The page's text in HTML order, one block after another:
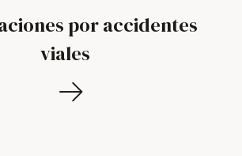
por accidentes
viales